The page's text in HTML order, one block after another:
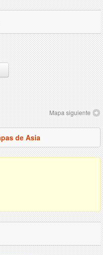
Mapa siguiente
de Asia